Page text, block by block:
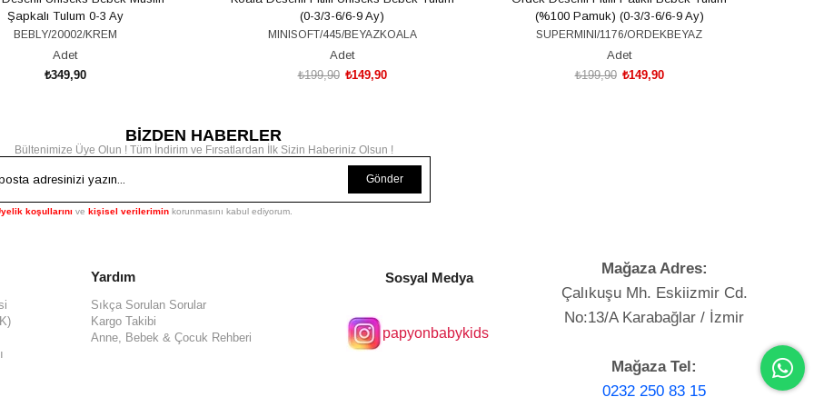
Şapkalı Tulum 0-3 Ay
BEBLY/20002/KREM
Adet
₺349,90
(0-3/3-6/6-9 Ay)
MINISOFT/445/BEYAZKOALA
Adet
₺149,90
₺199,90
(%100 Pamuk) (0-3/3-6/6-9 Ay)
SUPERMINI/1176/ORDEKBEYAZ
Adet
₺149,90
₺199,90
BİZDEN HABERLER
Bültenimize Üye Olun ! Tüm İndirim ve Fırsatlardan İlk Sizin Haberiniz Olsun !
Gönder
koşullarını ve kişisel verilerimin korunmasını kabul ediyorum.
Yardım
Sıkça Sorulan Sorular
Kargo Takibi
Anne, Bebek & Çocuk Rehberi
Sosyal Medya
papyonbabykids
Mağaza Adres:
Çalıkuşu Mh. Eskiizmir Cd.
No:13/A Karabağlar / İzmir
Mağaza Tel:
0232 250 83 15